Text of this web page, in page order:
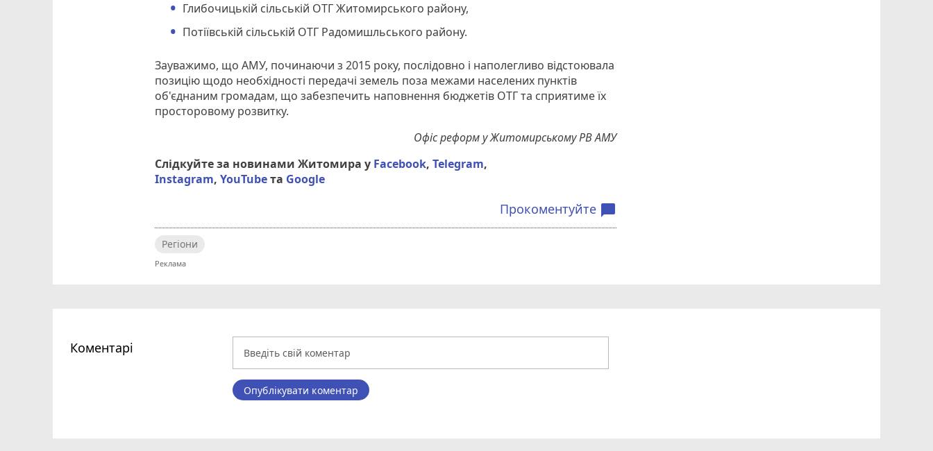
Глибочицькій сільській ОТГ Житомирського району,
Потіївській сільській ОТГ Радомишльського району.
Зауважимо, що АМУ, починаючи з 2015 року, послідовно і наполегливо відстоювала
позицію щодо необхідності передачі земель поза межами населених пунктів
об'єднаним громадам, що забезпечить наповнення бюджетів ОТГ та сприятиме їх
просторовому розвитку.
Офіс реформ у Житомирському РВ АМУ
Слідкуйте за новинами Житомира у Facebook,Telegram,
Instagram,YouTubeта Google
Прокоментуйте chat_bubble
Регіони
Коментарі
Опублікувати коментар